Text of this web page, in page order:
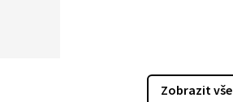
Zobrazit vše